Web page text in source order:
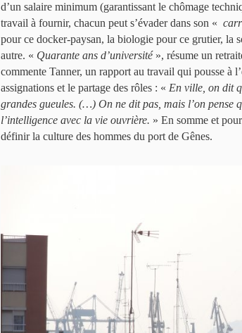
d’un salaire minimum (garantissant le chômage
travail à fournir, chacun peut s’évader dans son «
pour ce docker-paysan, la biologie pour ce grutier, la
autre. « Quarante ans d’université», résume un
commente Tanner, un rapport au travail qui pousse à
assignations et le partage des rôles : « En ville, on dit
grandes gueules. (…) On ne dit pas, mais l’on pense
l’intelligence avec la vie ouvrière. » En somme et
définir la culture des hommes du port de Gênes.